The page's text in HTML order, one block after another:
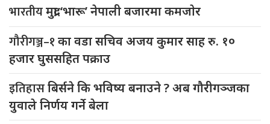
भारतीयमुद्रा ‘भारू’ नेपाली बजारमा कमजाेर
गौरीगञ्ज–१का वडा सचिव अजय कुमार साह रु. १०
हजार घुससहित पक्राउ
इतिहासबिर्सने कि भविष्य बनाउने ? अब गौरीगञ्जका
युवाले निर्णय गर्ने बेला